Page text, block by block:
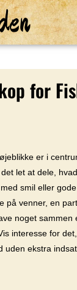
for
er i
let at dele,
smil eller
på venner, en
noget sammen
interesse for
uden ekstra